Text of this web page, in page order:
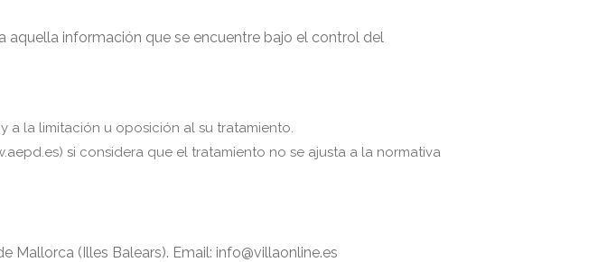
aquella información que se encuentre bajo el control del
a la limitación u oposición al su tratamiento.
si considera que el tratamiento no se ajusta a la normativa
Mallorca (Illes Balears). Email: info@villaonline.es